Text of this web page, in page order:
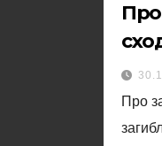
Про
Про